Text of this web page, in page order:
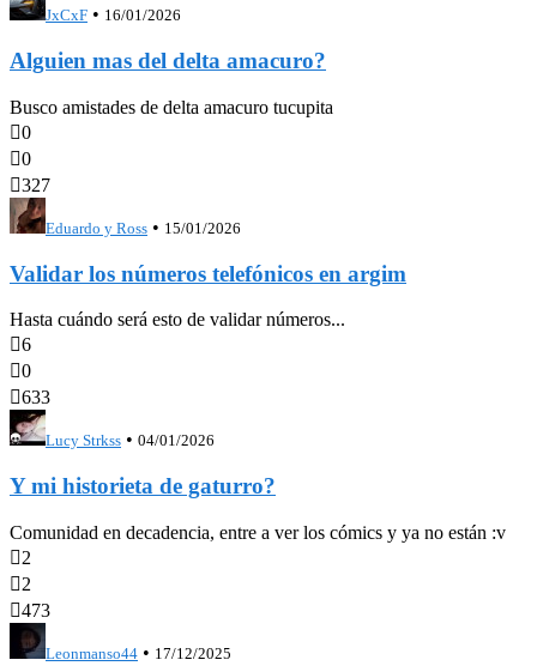
JxCxF • 16/01/2026
Alguien mas del delta amacuro?
Busco amistades de delta amacuro tucupita
0
0
327
Eduardo y Ross • 15/01/2026
Validar los números telefónicos en argim
Hasta cuándo será esto de validar números...
6
0
633
Lucy Strkss • 04/01/2026
Y mi historieta de gaturro?
Comunidad en decadencia, entre a ver los cómics y ya no están :v
2
2
473
Leonmanso44 • 17/12/2025